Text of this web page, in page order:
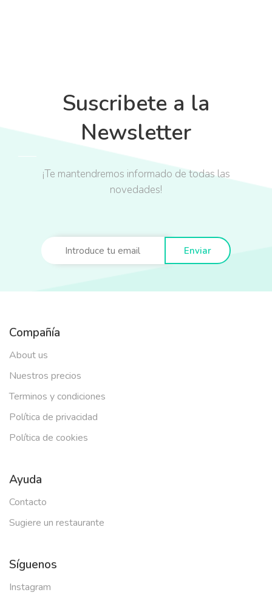
Suscribete a la
Newsletter
¡Te mantendremos informado de todas las
novedades!
Enviar
Compañía
About us
Nuestros precios
Terminos y condiciones
Política de privacidad
Política de cookies
Ayuda
Contacto
Sugiere un restaurante
Síguenos
Instagram